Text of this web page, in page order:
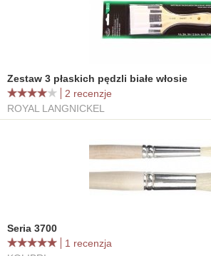
Zestaw 3 płaskich pędzli białe włosie
2 recenzje
ROYAL LANGNICKEL
Seria 3700
1 recenzja